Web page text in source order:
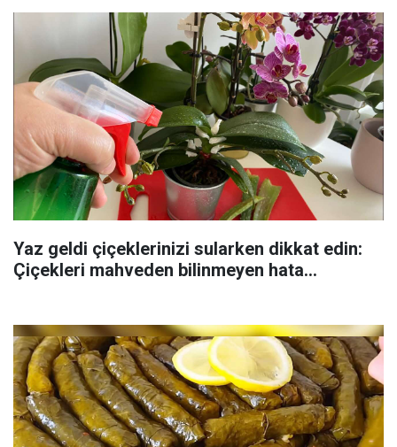
Yaz geldi çiçeklerinizi sularken dikkat edin:
Çiçekleri mahveden bilinmeyen hata...